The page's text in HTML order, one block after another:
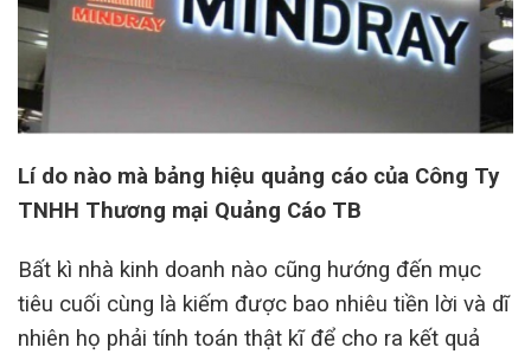
Lí do nào mà bảng hiệu quảng cáo của Công Ty
TNHH Thương mại Quảng Cáo TB
Bất kì nhà kinh doanh nào cũng hướng đến mục
tiêu cuối cùng là kiếm được bao nhiêu tiền lời và dĩ
nhiên họ phải tính toán thật kĩ để cho ra kết quả